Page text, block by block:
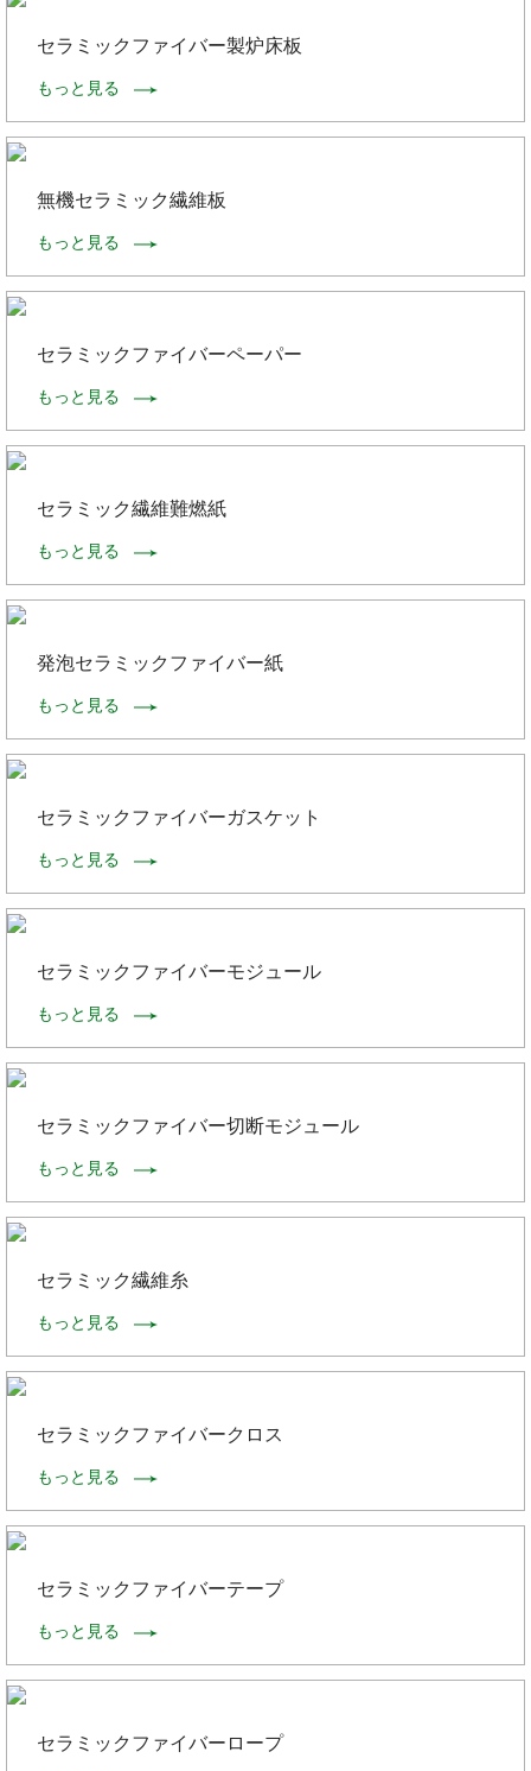
セラミックファイバー製炉床板
もっと見る
無機セラミック繊維板
もっと見る
セラミックファイバーペーパー
もっと見る
セラミック繊維難燃紙
もっと見る
発泡セラミックファイバー紙
もっと見る
セラミックファイバーガスケット
もっと見る
セラミックファイバーモジュール
もっと見る
セラミックファイバー切断モジュール
もっと見る
セラミック繊維糸
もっと見る
セラミックファイバークロス
もっと見る
セラミックファイバーテープ
もっと見る
セラミックファイバーロープ